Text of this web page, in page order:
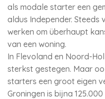
als modale starter een
aldus Independer. Steeds
werken om überhaupt
van een woning.
In Flevoland en Noord-
sterkst gestegen. Maar
starters een groot eigen
Groningen is bijna